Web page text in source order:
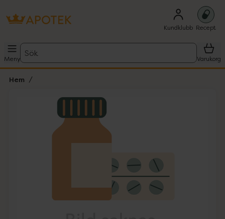
Kundklubb Recept
Meny
Sök
Varukorg
Hem
Lista: . Innehåller 1 objekt.